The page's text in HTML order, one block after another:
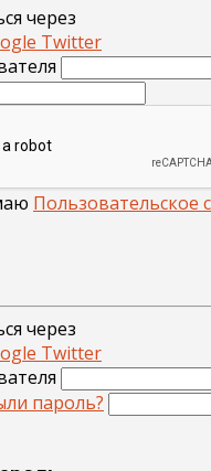
через
Twitter
Пользовательское
через
Twitter
пароль?